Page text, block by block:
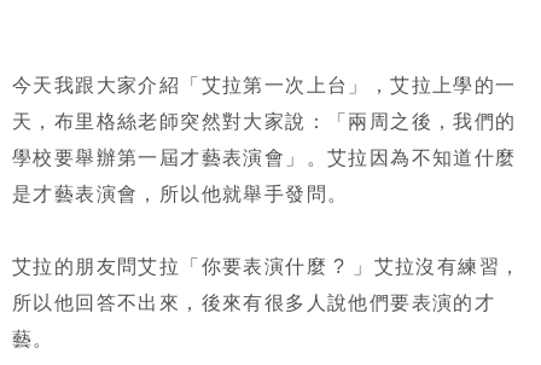
今天我跟大家介紹「艾拉第一次上台」，艾拉上學的一
天，布里格絲老師突然對大家說：「兩周之後，我們的
學校要舉辦第一屆才藝表演會」。艾拉因為不知道什麼
是才藝表演會，所以他就舉手發問。
艾拉的朋友問艾拉「你要表演什麼 ? 」艾拉沒有練習，
所以他回答不出來，後來有很多人說他們要表演的才
藝。